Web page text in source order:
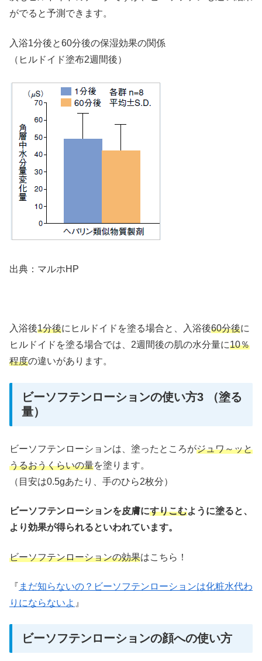
がでると予測できます。
入浴1分後と60分後の保湿効果の関係
（ヒルドイド塗布2週間後）
出典：マルホHP
入浴後1分後にヒルドイドを塗る場合と、入浴後60分後に
ヒルドイドを塗る場合では、2週間後の肌の水分量に10％
程度の違いがあります。
ビーソフテンローションの使い方3 （塗る
量）
ビーソフテンローションは、塗ったところがジュワ～ッと
うるおうくらいの量を塗ります。
（目安は0.5gあたり、手のひら2枚分）
ビーソフテンローションを皮膚にすりこむように塗ると、
より効果が得られるといわれています。
ビーソフテンローションの効果はこちら！
『 まだ知らないの？ビーソフテンローションは化粧水代わ
りにならないよ 』
ビーソフテンローションの顔への使い方